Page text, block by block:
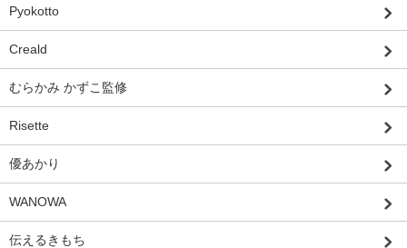
Pyokotto
Creald
むらかみ かずこ監修
Risette
優あかり
WANOWA
伝えるきもち